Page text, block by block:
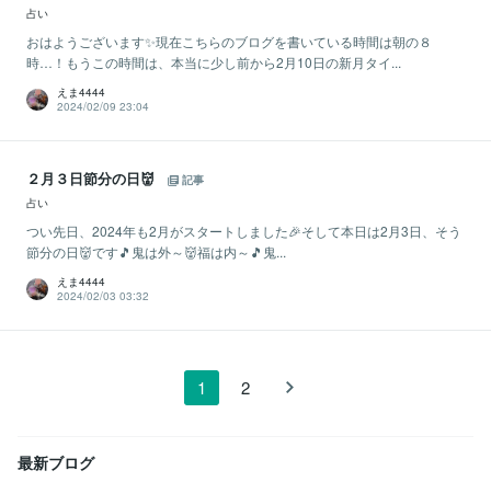
占い
おはようございます✨現在こちらのブログを書いている時間は朝の８
時…！もうこの時間は、本当に少し前から2月10日の新月タイ...
えま4444
2024/02/09 23:04
２月３日節分の日👹
記事
占い
つい先日、2024年も2月がスタートしました🎉そして本日は2月3日、そう
節分の日👹です🎵鬼は外～👹福は内～🎵鬼...
えま4444
2024/02/03 03:32
1 2
最新ブログ